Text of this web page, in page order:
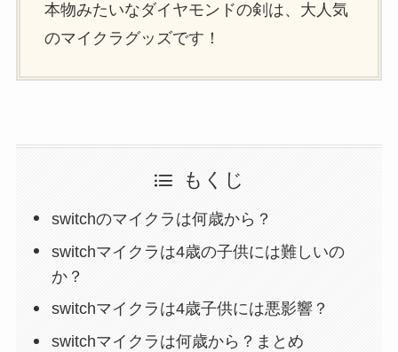
本物みたいなダイヤモンドの剣は、大人気
のマイクラグッズです！
もくじ
switchのマイクラは何歳から？
switchマイクラは4歳の子供には難しいの
か？
switchマイクラは4歳子供には悪影響？
switchマイクラは何歳から？まとめ